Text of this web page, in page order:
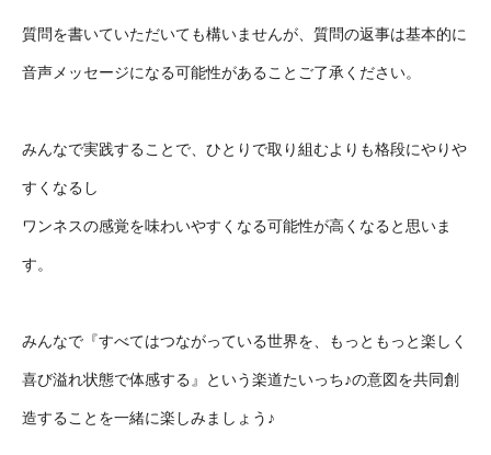
質問を書いていただいても構いませんが、質問の返事は基本的に
音声メッセージになる可能性があることご了承ください。
みんなで実践することで、ひとりで取り組むよりも格段にやりや
すくなるし
ワンネスの感覚を味わいやすくなる可能性が高くなると思いま
す。
みんなで『すべてはつながっている世界を、もっともっと楽しく
喜び溢れ状態で体感する』という楽道たいっち♪の意図を共同創
造することを一緒に楽しみましょう♪